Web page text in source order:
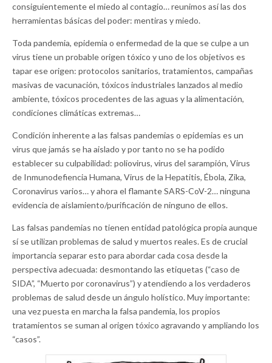
consiguientemente el miedo al contagio… reunimos así las dos
herramientas básicas del poder: mentiras y miedo.
Toda pandemia, epidemia o enfermedad de la que se culpe a un
virus tiene un probable origen tóxico y uno de los objetivos es
tapar ese origen: protocolos sanitarios, tratamientos, campañas
masivas de vacunación, tóxicos industriales lanzados al medio
ambiente, tóxicos procedentes de las aguas y la alimentación,
condiciones climáticas extremas…
Condición inherente a las falsas pandemias o epidemias es un
virus que jamás se ha aislado y por tanto no se ha podido
establecer su culpabilidad: poliovirus, virus del sarampión, Virus
de Inmunodefiencia Humana, Virus de la Hepatitis, Ébola, Zika,
Coronavirus varios… y ahora el flamante SARS-CoV-2… ninguna
evidencia de aislamiento/purificación de ninguno de ellos.
Las falsas pandemias no tienen entidad patológica propia aunque
sí se utilizan problemas de salud y muertos reales. Es de crucial
importancia separar esto para abordar cada cosa desde la
perspectiva adecuada: desmontando las etiquetas (“caso de
SIDA”, “Muerto por coronavirus”) y atendiendo a los verdaderos
problemas de salud desde un ángulo holístico. Muy importante:
una vez puesta en marcha la falsa pandemia, los propios
tratamientos se suman al origen tóxico agravando y ampliando los
“casos”.